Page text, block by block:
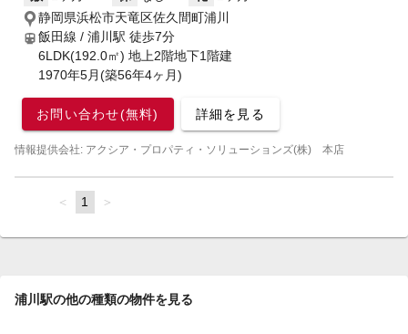
静岡県浜松市天竜区佐久間町浦川
飯田線 / 浦川駅 徒歩7分
6LDK(192.0㎡) 地上2階地下1階建
1970年5月(築56年4ヶ月)
お問い合わせ(無料) 詳細を見る
情報提供会社: アクシア・プロパティ・ソリューションズ(株) 本店
page
You're
page
1 page
浦川駅の他の種類の物件を見る